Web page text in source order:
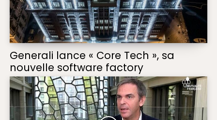
Generali lance « Core Tech », sa
nouvelle software factory